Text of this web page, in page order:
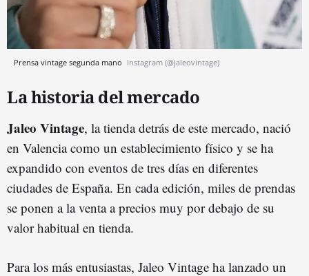
Prensa vintage segunda mano Instagram (@jaleovintage)
La historia del mercado
Jaleo Vintage, la tienda detrás de este mercado, nació
en Valencia como un establecimiento físico y se ha
expandido con eventos de tres días en diferentes
ciudades de España. En cada edición, miles de prendas
se ponen a la venta a precios muy por debajo de su
valor habitual en tienda.
Para los más entusiastas, Jaleo Vintage ha lanzado un